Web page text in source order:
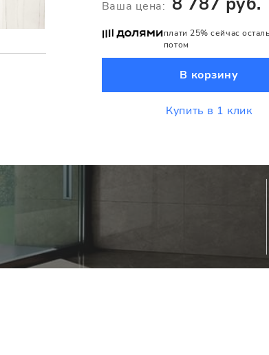
Ваша цена:
плати 25% сейчас
потом
В корзину
Купить в 1 клик